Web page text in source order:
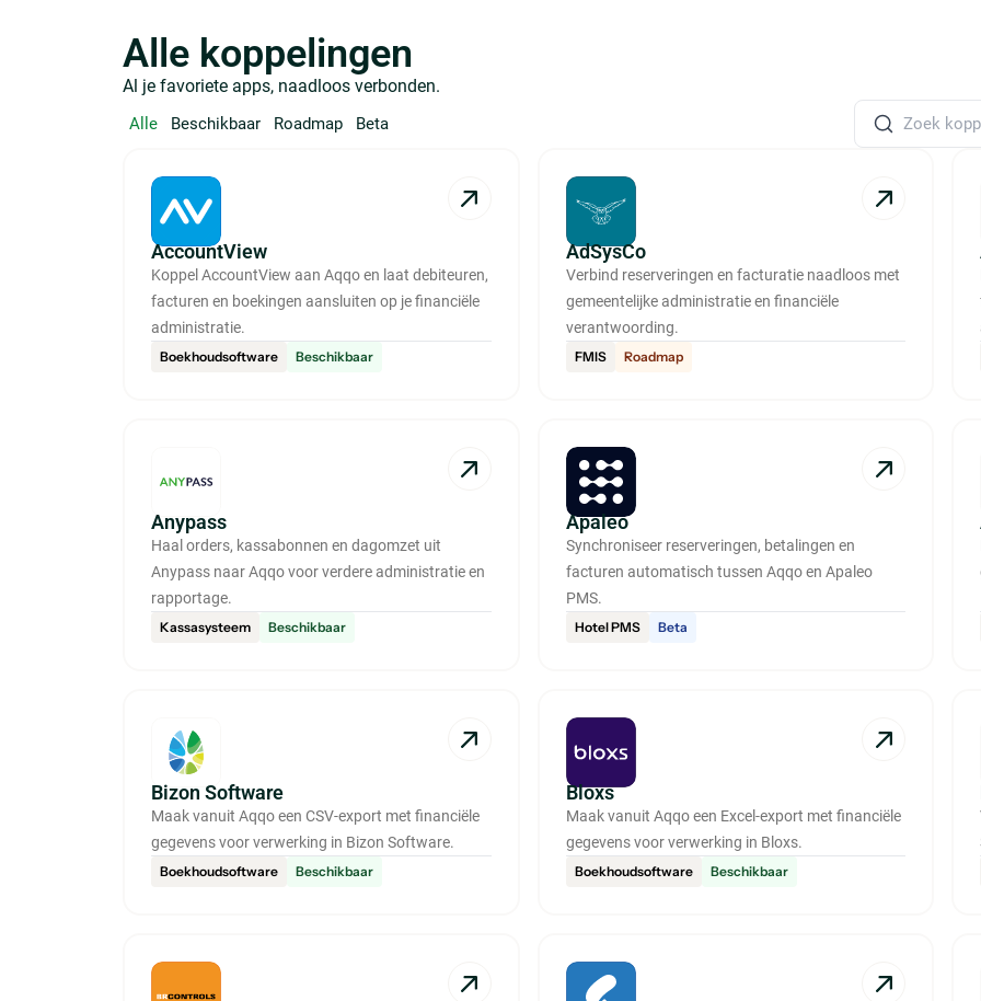
Alle koppelingen
Al je favoriete apps, naadloos verbonden.
Alle Beschikbaar Roadmap Beta
Zoek
AccountView
Koppel AccountView aan Aqqo en laat debiteuren,
facturen en boekingen aansluiten op je financiële
administratie.
Boekhoudsoftware
Beschikbaar
AdSysCo
Verbind reserveringen en facturatie naadloos met
gemeentelijke administratie en financiële
verantwoording.
FMIS
Roadmap
Anypass
Haal orders, kassabonnen en dagomzet uit
Anypass naar Aqqo voor verdere administratie en
rapportage.
Kassasysteem
Beschikbaar
Apaleo
Synchroniseer reserveringen, betalingen en
facturen automatisch tussen Aqqo en Apaleo
PMS.
Hotel PMS
Beta
Bizon Software
Maak vanuit Aqqo een CSV-export met financiële
gegevens voor verwerking in Bizon Software.
Boekhoudsoftware
Beschikbaar
Bloxs
Maak vanuit Aqqo een Excel-export met financiële
gegevens voor verwerking in Bloxs.
Boekhoudsoftware
Beschikbaar